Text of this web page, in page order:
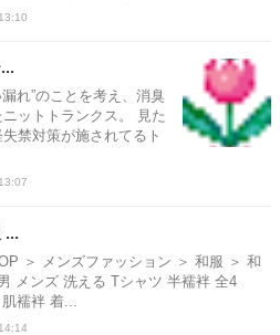
れ”のことを考え、消臭
ットトランクス。 見た
禁対策が施されてるト
...
＞ メンズファッション ＞ 和服 ＞ 和
メンズ 洗える Tシャツ 半襦袢 全4
襦袢 着...